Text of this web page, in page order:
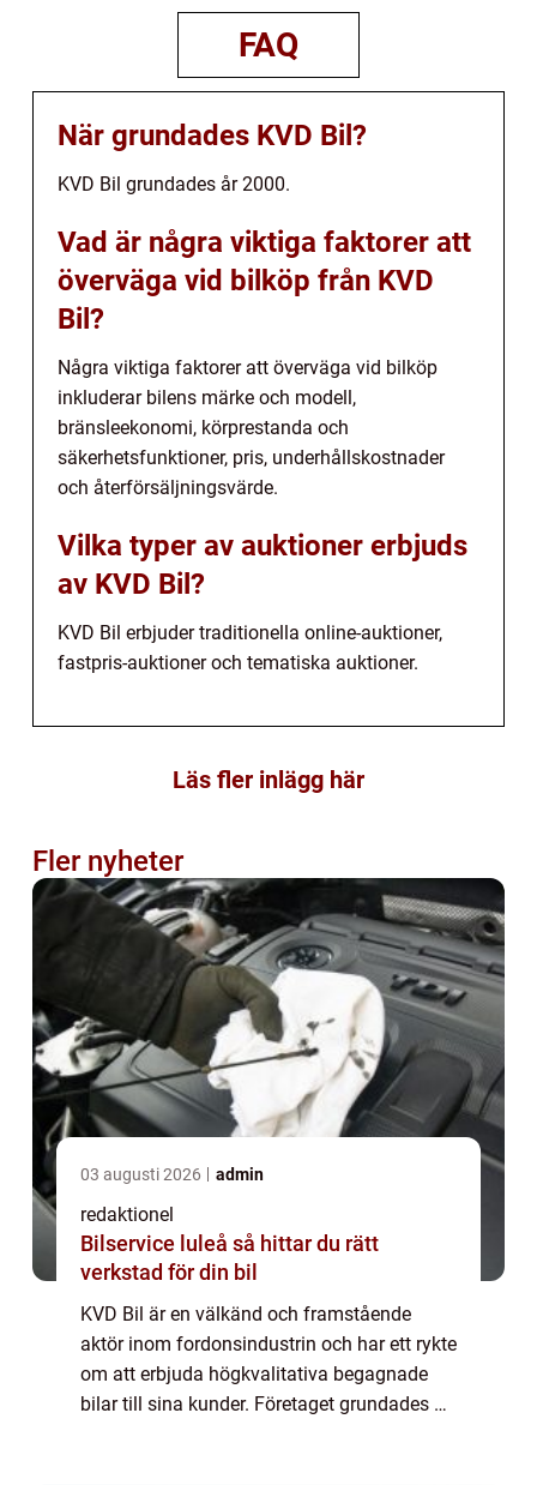
FAQ
När grundades KVD Bil?
KVD Bil grundades år 2000.
Vad är några viktiga faktorer att
överväga vid bilköp från KVD
Bil?
Några viktiga faktorer att överväga vid bilköp
inkluderar bilens märke och modell,
bränsleekonomi, körprestanda och
säkerhetsfunktioner, pris, underhållskostnader
och återförsäljningsvärde.
Vilka typer av auktioner erbjuds
av KVD Bil?
KVD Bil erbjuder traditionella online-auktioner,
fastpris-auktioner och tematiska auktioner.
Läs fler inlägg här
Fler nyheter
03 augusti 2026 admin
redaktionel
Bilservice luleå så hittar du rätt
verkstad för din bil
KVD Bil är en välkänd och framstående
aktör inom fordonsindustrin och har ett rykte
om att erbjuda högkvalitativa begagnade
bilar till sina kunder. Företaget grundades år